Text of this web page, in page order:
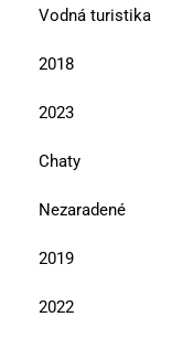
Vodná turistika
2018
2023
Chaty
Nezaradené
2019
2022